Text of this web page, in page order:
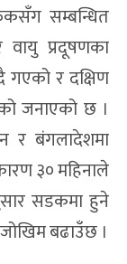
सम्बन्धित
प्रदूषणका
र दक्षिण
जनाएको छ ।
र बंगलादेशमा
३० महिनाले
सडकमा हुने
बढाउँछ ।